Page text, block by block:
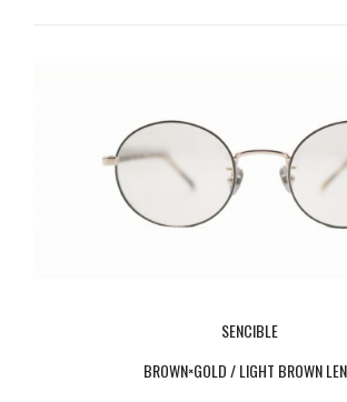
SENCIBLE
BROWN×GOLD / LIGHT BROWN